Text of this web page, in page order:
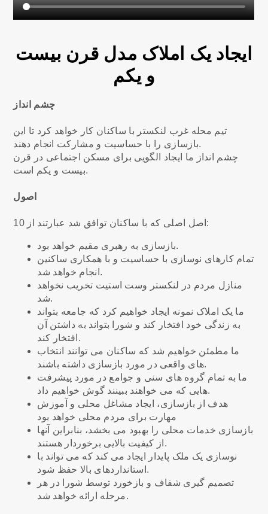
ایجاد یک املاک مدل قرن بیست
و یکم
چشم انداز
تیم محله غرب لنکستر با ساکنان کار خواهد کرد تا این
بازسازی را با حساسیت و مشارکت انجام دهند.
چشم انداز ما ایجاد الگویی برای مسکن اجتماعی در قرن
بیست و یکم است.
اصول
10 اصل اصلی که با ساکنان توافق شد عبارتند از:
بازسازی به رهبری مقیم خواهد بود.
تمام کارهای نوسازی با حساسیت و با همکاری ساکنین
انجام خواهد شد.
منازل مردم در لنکستر وست استیت تخریب نخواهد
شد.
ما یک املاک نمونه ایجاد خواهیم کرد که جامعه بتواند
به زندگی خود افتخار کند و شورا بتواند به داشتن آن
افتخار کند.
ما مطمئن خواهیم شد که ساکنان می توانند انتخاب
های واقعی در مورد بازسازی داشته باشند.
ما به تمام گروه های سنی و جوامع در مورد پیشرفت
هایی که می خواهند ببینند گوش خواهیم داد.
هدف از بازسازی، ایجاد مشاغل محلی و آموزش
مهارت برای مردم محلی خواهد بود
بازسازی خدمات محلی را بهبود می بخشد، بنابراین آنها
از کیفیت بالایی برخوردار هستند.
نوسازی یک ملک پایدار ایجاد می کند که می تواند با
استانداردهای بالا حفظ شود.
تصمیم گیری شفاف و بازخورد توسط شورا در هر
مرحله ارائه خواهد شد.